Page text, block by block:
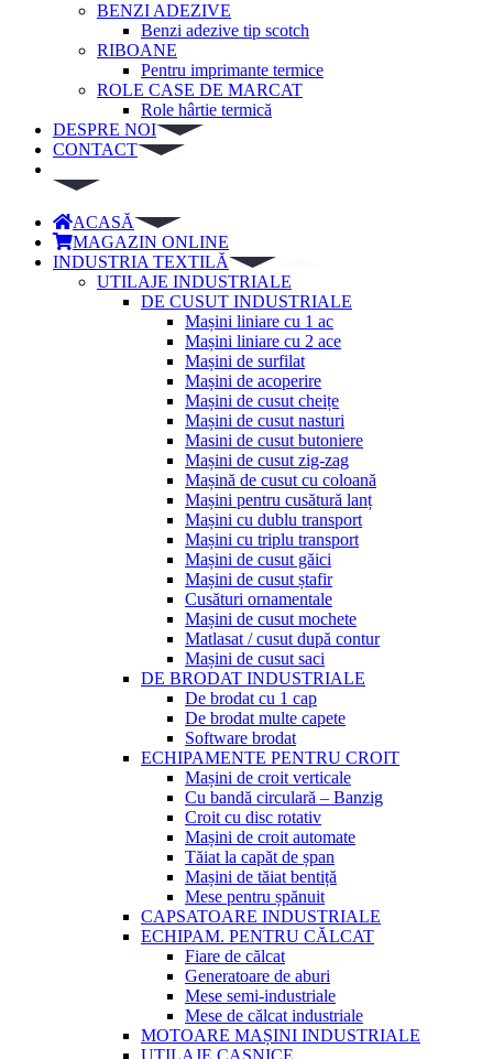
BENZI ADEZIVE
Benzi adezive tip scotch
RIBOANE
Pentru imprimante termice
ROLE CASE DE MARCAT
Role hârtie termică
DESPRE NOI
CONTACT
ACASĂ
MAGAZIN ONLINE
INDUSTRIA TEXTILĂ
UTILAJE INDUSTRIALE
DE CUSUT INDUSTRIALE
Mașini liniare cu 1 ac
Mașini liniare cu 2 ace
Mașini de surfilat
Mașini de acoperire
Mașini de cusut cheițe
Mașini de cusut nasturi
Masini de cusut butoniere
Mașini de cusut zig-zag
Mașină de cusut cu coloană
Mașini pentru cusătură lanț
Mașini cu dublu transport
Mașini cu triplu transport
Mașini de cusut găici
Mașini de cusut ștafir
Cusături ornamentale
Mașini de cusut mochete
Matlasat / cusut după contur
Mașini de cusut saci
DE BRODAT INDUSTRIALE
De brodat cu 1 cap
De brodat multe capete
Software brodat
ECHIPAMENTE PENTRU CROIT
Mașini de croit verticale
Cu bandă circulară – Banzig
Croit cu disc rotativ
Mașini de croit automate
Tăiat la capăt de șpan
Mașini de tăiat bentiță
Mese pentru șpănuit
CAPSATOARE INDUSTRIALE
ECHIPAM. PENTRU CĂLCAT
Fiare de călcat
Generatoare de aburi
Mese semi-industriale
Mese de călcat industriale
MOTOARE MAȘINI INDUSTRIALE
UTILAJE CASNICE